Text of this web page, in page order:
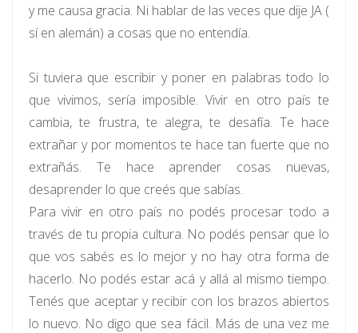
y me causa gracia. Ni hablar de las veces que dije JA (
sí en alemán) a cosas que no entendía.
Si tuviera que escribir y poner en palabras todo lo
que vivimos, sería imposible. Vivir en otro país te
cambia, te frustra, te alegra, te desafía. Te hace
extrañar y por momentos te hace tan fuerte que no
extrañás. Te hace aprender cosas nuevas,
desaprender lo que creés que sabías.
Para vivir en otro país no podés procesar todo a
través de tu propia cultura. No podés pensar que lo
que vos sabés es lo mejor y no hay otra forma de
hacerlo. No podés estar acá y allá al mismo tiempo.
Tenés que aceptar y recibir con los brazos abiertos
lo nuevo. No digo que sea fácil. Más de una vez me